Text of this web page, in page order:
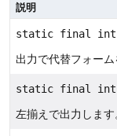
説明
static final int
出力で代替フォーム
static final int
左揃えで出力します